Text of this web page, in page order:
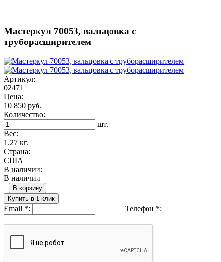
Мастеркул 70053, вальцовка с
труборасширителем
Артикул:
02471
Цена:
10 850 руб.
Количество:
шт.
Вес:
1.27 кг.
Страна:
США
В наличии:
В наличии
В корзину
Купить в 1 клик
Email *: Телефон *: